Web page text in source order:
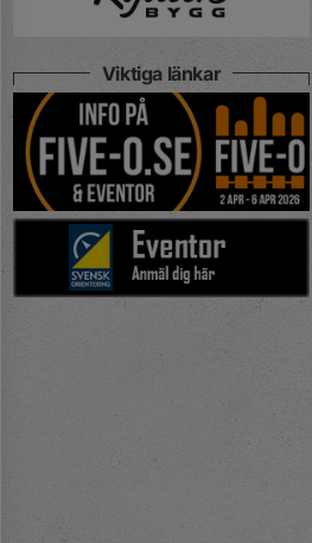
Viktiga länkar